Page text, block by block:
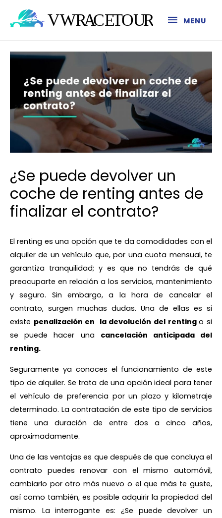
MENU
¿Se puede devolver un
coche de renting antes de
finalizar el contrato?
El renting es una opción que te da comodidades con el
alquiler de un vehículo que, por una cuota mensual, te
garantiza tranquilidad; y es que no tendrás de qué
preocuparte en relación a los servicios, mantenimiento
y seguro. Sin embargo, a la hora de cancelar el
contrato, surgen muchas dudas. Una de ellas es si
existe penalización en la devolución del rentingo si
se puede hacer una cancelación anticipada del
renting.
Seguramente ya conoces el funcionamiento de este
tipo de alquiler. Se trata de una opción ideal para tener
el vehículo de preferencia por un plazo y kilometraje
determinado. La contratación de este tipo de servicios
tiene una duración de entre dos a cinco años,
aproximadamente.
Una de las ventajas es que después de que concluya el
contrato puedes renovar con el mismo automóvil,
cambiarlo por otro más nuevo o el que más te guste,
así como también, es posible adquirir la propiedad del
mismo. La interrogante es: ¿Se puede devolver un